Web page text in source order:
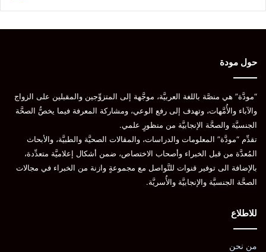
حول مودة
“مودَّة” هي منصَّة باللغة العربيَّة، موجَّهة إلى المتزوِّجين والمقبلين على الزواج
والآباء والأُمَّهات، وتهدف إلى رفع الوعي، ومشاركة المعرفة فيما يخصُّ الصحَّة
الجنسيَّة والصحَّة الإنجابيَّة من منظورٍ علمي.
تقدِّم “مودَّة” المعلومات والدراسات، والمقالات الصحيَّة والطبيَّة، والأبحاث
المُعدَّة من قبل الخبراء وأصحاب الاختصاص، ضمن أشكال إعلاميَّة متعدِّدة،
بالإضافة الى توفير قنوات للتَّواصل مع مجموعةٍ وازنة من الخبراء في مجالات
الصحَّة الجنسيَّة والإنجابيَّة والأُسريَّة.
للاطلاع
من نحن